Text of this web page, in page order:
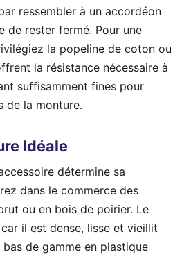
ressembler à un accordéon
de rester fermé. Pour une
la popeline de coton ou
la résistance nécessaire à
suffisamment fines pour
de la monture.
Idéale
détermine sa
dans le commerce des
ou en bois de poirier. Le
il est dense, lisse et vieillit
de gamme en plastique